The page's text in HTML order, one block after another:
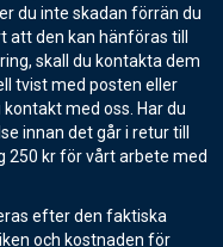
du inte skadan förrän du
att den kan hänföras till
skall du kontakta dem
tvist med posten eller
med oss. Har du
innan det går i retur till
250 kr för vårt arbete med
efter den faktiska
och kostnaden för